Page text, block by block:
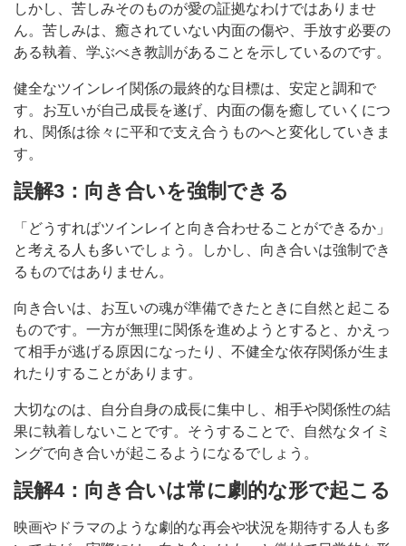
しかし、苦しみそのものが愛の証拠なわけではありませ
ん。苦しみは、癒されていない内面の傷や、手放す必要の
ある執着、学ぶべき教訓があることを示しているのです。
健全なツインレイ関係の最終的な目標は、安定と調和で
す。お互いが自己成長を遂げ、内面の傷を癒していくにつ
れ、関係は徐々に平和で支え合うものへと変化していきま
す。
誤解3：向き合いを強制できる
「どうすればツインレイと向き合わせることができるか」
と考える人も多いでしょう。しかし、向き合いは強制でき
るものではありません。
向き合いは、お互いの魂が準備できたときに自然と起こる
ものです。一方が無理に関係を進めようとすると、かえっ
て相手が逃げる原因になったり、不健全な依存関係が生ま
れたりすることがあります。
大切なのは、自分自身の成長に集中し、相手や関係性の結
果に執着しないことです。そうすることで、自然なタイミ
ングで向き合いが起こるようになるでしょう。
誤解4：向き合いは常に劇的な形で起こる
映画やドラマのような劇的な再会や状況を期待する人も多